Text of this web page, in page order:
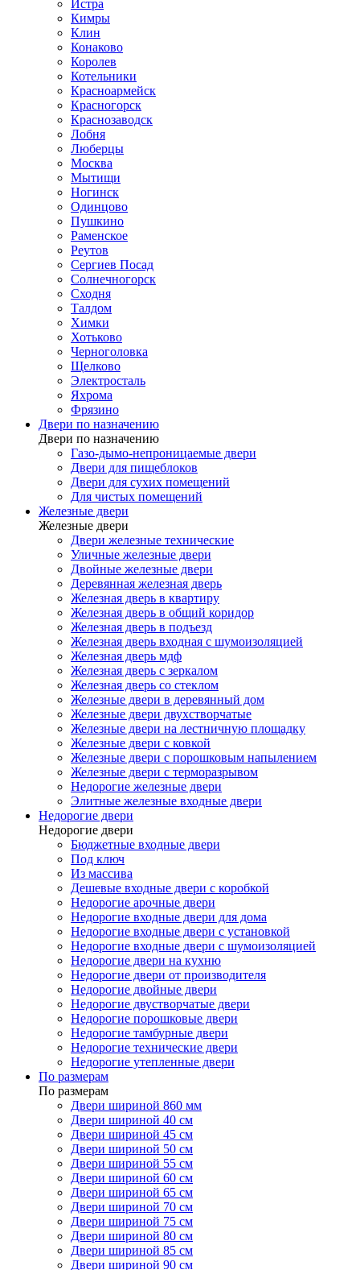
Истра
Кимры
Клин
Конаково
Королев
Котельники
Красноармейск
Красногорск
Краснозаводск
Лобня
Люберцы
Москва
Мытищи
Ногинск
Одинцово
Пушкино
Раменское
Реутов
Сергиев Посад
Солнечногорск
Сходня
Талдом
Химки
Хотьково
Черноголовка
Щелково
Электросталь
Яхрома
Фрязино
Двери по назначению
Двери по назначению
Газо-дымо-непроницаемые двери
Двери для пищеблоков
Двери для сухих помещений
Для чистых помещений
Железные двери
Железные двери
Двери железные технические
Уличные железные двери
Двойные железные двери
Деревянная железная дверь
Железная дверь в квартиру
Железная дверь в общий коридор
Железная дверь в подъезд
Железная дверь входная с шумоизоляцией
Железная дверь мдф
Железная дверь с зеркалом
Железная дверь со стеклом
Железные двери в деревянный дом
Железные двери двухстворчатые
Железные двери на лестничную площадку
Железные двери с ковкой
Железные двери с порошковым напылением
Железные двери с терморазрывом
Недорогие железные двери
Элитные железные входные двери
Недорогие двери
Недорогие двери
Бюджетные входные двери
Под ключ
Из массива
Дешевые входные двери с коробкой
Недорогие арочные двери
Недорогие входные двери для дома
Недорогие входные двери с установкой
Недорогие входные двери с шумоизоляцией
Недорогие двери на кухню
Недорогие двери от производителя
Недорогие двойные двери
Недорогие двустворчатые двери
Недорогие порошковые двери
Недорогие тамбурные двери
Недорогие технические двери
Недорогие утепленные двери
По размерам
По размерам
Двери шириной 860 мм
Двери шириной 40 см
Двери шириной 45 см
Двери шириной 50 см
Двери шириной 55 см
Двери шириной 60 см
Двери шириной 65 см
Двери шириной 70 см
Двери шириной 75 см
Двери шириной 80 см
Двери шириной 85 см
Двери шириной 90 см